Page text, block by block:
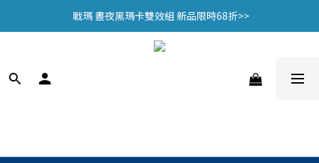
戰瑪 晝夜黑瑪卡雙效組 新品限時68折>>
戰瑪 晝夜黑瑪卡雙效組 新品限時68折>>
🎁加入會員贈$100購物金🎁